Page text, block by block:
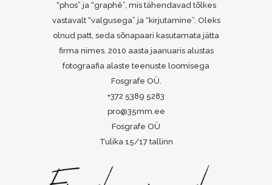
“phos” ja “graphê”, mis tähendavad tõlkes
vastavalt “valgusega” ja “kirjutamine”. Oleks
olnud patt, seda sõnapaari kasutamata jätta
firma nimes. 2010 aasta jaanuaris alustas
fotograafia alaste teenuste loomisega
Fosgrafe OÜ.
+372 5389 5283
pro@35mm.ee
Fosgrafe OÜ
Tulika 15/17 tallinn